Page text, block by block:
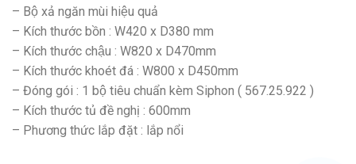
– Bộ xả ngăn mùi hiệu quả
– Kích thước bồn : W420 x D380 mm
– Kích thước chậu : W820 x D470mm
– Kích thước khoét đá : W800 x D450mm
– Đóng gói : 1 bộ tiêu chuẩn kèm Siphon ( 567.25.922 )
– Kích thước tủ đề nghị : 600mm
– Phương thức lắp đặt : lắp nổi